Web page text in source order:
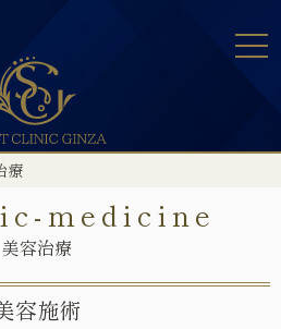
療
medicine
美容治療
容施術